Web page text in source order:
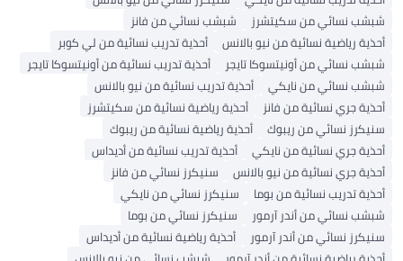
شبشب نسائي من سكيتشرز
شبشب نسائي من فانز
أحذية رياضية نسائية من نيو بالانس
أحذية تدريب نسائية من لي كوبر
شبشب نسائي من أونيتسوكا تايجر
أحذية تدريب نسائية من أونيتسوكا تايجر
شبشب نسائي من نايكي
أحذية تدريب نسائية من نيو بالانس
أحذية جري نسائية من فانز
أحذية رياضية نسائية من سكيتشرز
سنيكرز نسائي من ريبوك
أحذية رياضية نسائية من ريبوك
أحذية جري نسائية من نايكي
أحذية تدريب نسائية من أديداس
أحذية جري نسائية من نيو بالانس
سنيكرز نسائي من فانز
أحذية تدريب نسائية من بوما
سنيكرز نسائي من نايكي
شبشب نسائي من أندر آرمور
سنيكرز نسائي من بوما
سنيكرز نسائي من أندر آرمور
أحذية رياضية نسائية من أديداس